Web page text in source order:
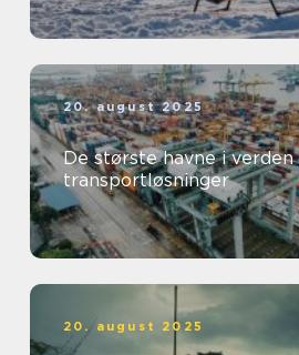
20. august 2025
De største havne i verden
transportløsninger
20. august 2025